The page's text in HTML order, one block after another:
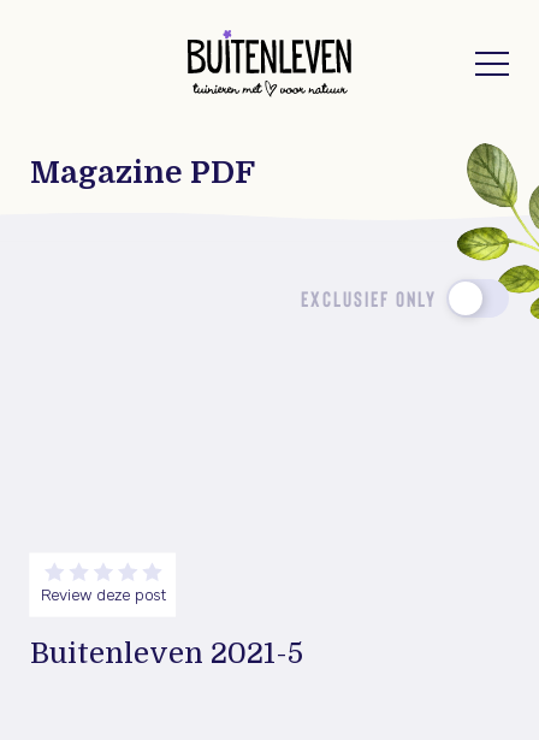
Magazine PDF
EXCLUSIEF ONLY
Review deze post
Buitenleven 2021-5